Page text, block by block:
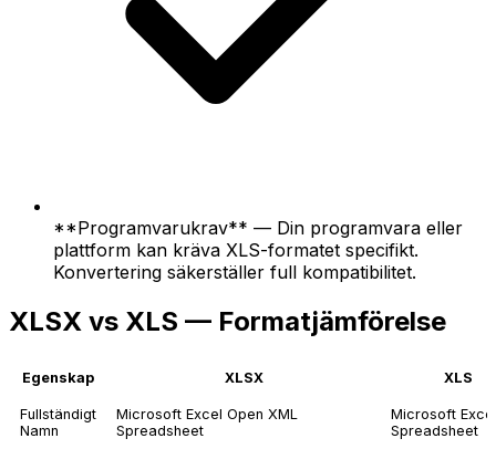
**Programvarukrav** — Din programvara eller
plattform kan kräva XLS-formatet specifikt.
Konvertering säkerställer full kompatibilitet.
XLSX vs XLS — Formatjämförelse
Egenskap XLSX XLS
Fullständigt
Namn
Microsoft Excel Open XML
Spreadsheet
Microsoft Excel
Spreadsheet